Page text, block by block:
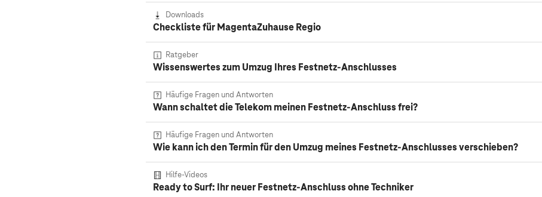
Downloads
Checkliste für MagentaZuhause Regio
Ratgeber
Wissenswertes zum Umzug Ihres Festnetz-Anschlusses
Häufige Fragen und Antworten
Wann schaltet die Telekom meinen Festnetz-Anschluss frei?
Häufige Fragen und Antworten
Wie kann ich den Termin für den Umzug meines Festnetz-Anschlusses verschieben?
Hilfe-Videos
Ready to Surf: Ihr neuer Festnetz-Anschluss ohne Techniker